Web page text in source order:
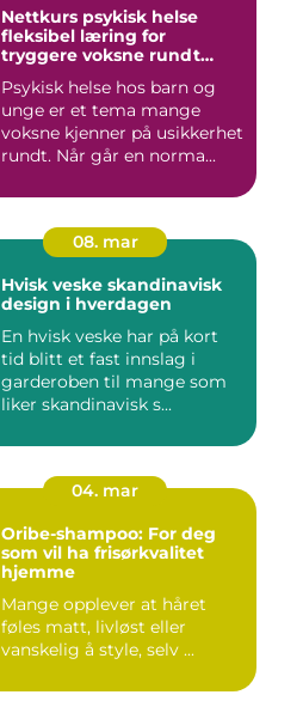
Nettkurs psykisk helse
fleksibel læring for
tryggere voksne rundt
Psykisk helse hos barn og
unge er et tema mange
voksne kjenner på usikkerhet
rundt. Når går en norma...
08. mar
Hvisk veske skandinavisk
design i hverdagen
En hvisk veske har på kort
tid blitt et fast innslag i
garderoben til mange som
liker skandinavisk s...
04. mar
Oribe-shampoo: For deg
som vil ha frisørkvalitet
hjemme
Mange opplever at håret
føles matt, livløst eller
vanskelig å style, selv ...